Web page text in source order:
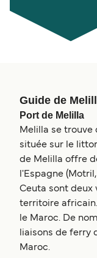
Guide de
Port de Melilla
Melilla se trouve
située sur le
de Melilla offre
l'Espagne
Ceuta sont deux
territoire
le Maroc. De
liaisons de ferry
Maroc.